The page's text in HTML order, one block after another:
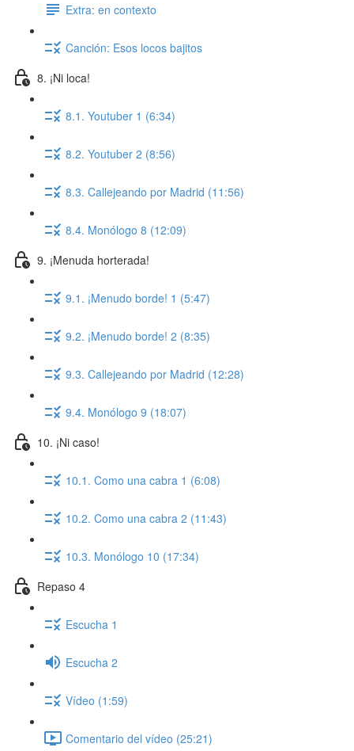
Extra: en contexto
Canción: Esos locos bajitos
8. ¡Ni loca!
8.1. Youtuber 1 (6:34)
8.2. Youtuber 2 (8:56)
8.3. Callejeando por Madrid (11:56)
8.4. Monólogo 8 (12:09)
9. ¡Menuda horterada!
9.1. ¡Menudo borde! 1 (5:47)
9.2. ¡Menudo borde! 2 (8:35)
9.3. Callejeando por Madrid (12:28)
9.4. Monólogo 9 (18:07)
10. ¡Ni caso!
10.1. Como una cabra 1 (6:08)
10.2. Como una cabra 2 (11:43)
10.3. Monólogo 10 (17:34)
Repaso 4
Escucha 1
Escucha 2
Vídeo (1:59)
Comentario del vídeo (25:21)